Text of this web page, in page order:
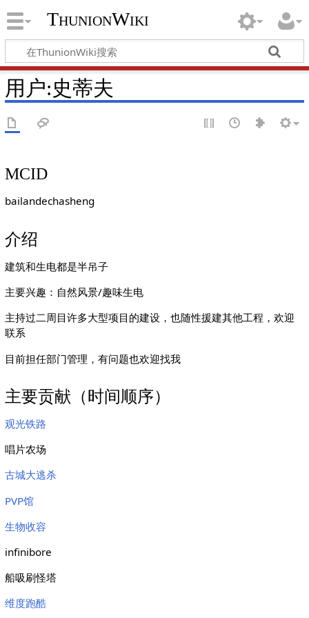
ThunionWiki
用户:史蒂夫
MCID
bailandechasheng
介绍
建筑和生电都是半吊子
主要兴趣：自然风景/趣味生电
主持过二周目许多大型项目的建设，也随性援建其他工程，欢迎
联系
目前担任部门管理，有问题也欢迎找我
主要贡献（时间顺序）
观光铁路
唱片农场
古城大逃杀
PVP馆
生物收容
infinibore
船吸刷怪塔
维度跑酷